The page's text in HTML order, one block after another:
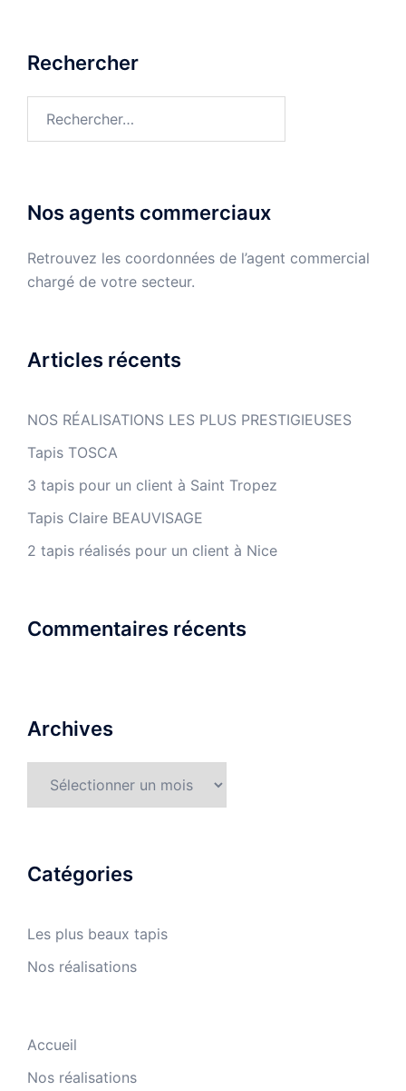
Rechercher
Nos agents commerciaux
Retrouvez les coordonnées de l’agent commercial
chargé de votre secteur.
Articles récents
NOS RÉALISATIONS LES PLUS PRESTIGIEUSES
Tapis TOSCA
3 tapis pour un client à Saint Tropez
Tapis Claire BEAUVISAGE
2 tapis réalisés pour un client à Nice
Commentaires récents
Archives
Catégories
Les plus beaux tapis
Nos réalisations
Accueil
Nos réalisations